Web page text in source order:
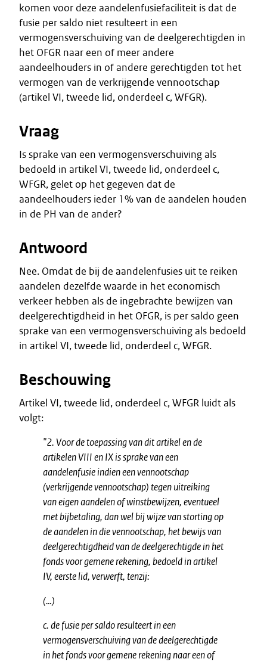
komen voor deze aandelenfusiefaciliteit is dat de
fusie per saldo niet resulteert in een
vermogensverschuiving van de deelgerechtigden in
het OFGR naar een of meer andere
aandeelhouders in of andere gerechtigden tot het
vermogen van de verkrijgende vennootschap
(artikel VI, tweede lid, onderdeel c, WFGR).
Vraag
Is sprake van een vermogensverschuiving als
bedoeld in artikel VI, tweede lid, onderdeel c,
WFGR, gelet op het gegeven dat de
aandeelhouders ieder 1% van de aandelen houden
in de PH van de ander?
Antwoord
Nee. Omdat de bij de aandelenfusies uit te reiken
aandelen dezelfde waarde in het economisch
verkeer hebben als de ingebrachte bewijzen van
deelgerechtigdheid in het OFGR, is per saldo geen
sprake van een vermogensverschuiving als bedoeld
in artikel VI, tweede lid, onderdeel c, WFGR.
Beschouwing
Artikel VI, tweede lid, onderdeel c, WFGR luidt als
volgt:
"2. Voor de toepassing van dit artikel en de
artikelen VIII en IX is sprake van een
aandelenfusie indien een vennootschap
(verkrijgende vennootschap) tegen uitreiking
van eigen aandelen of winstbewijzen, eventueel
met bijbetaling, dan wel bij wijze van storting op
de aandelen in die vennootschap, het bewijs van
deelgerechtigdheid van de deelgerechtigde in het
fonds voor gemene rekening, bedoeld in artikel
IV, eerste lid, verwerft, tenzij:
(…)
c. de fusie per saldo resulteert in een
vermogensverschuiving van de deelgerechtigde
in het fonds voor gemene rekening naar een of